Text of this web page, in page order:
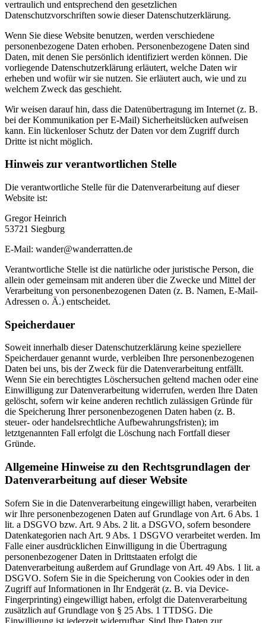
vertraulich und entsprechend den gesetzlichen
Datenschutzvorschriften sowie dieser Datenschutzerklärung.
Wenn Sie diese Website benutzen, werden verschiedene
personenbezogene Daten erhoben. Personenbezogene Daten sind
Daten, mit denen Sie persönlich identifiziert werden können. Die
vorliegende Datenschutzerklärung erläutert, welche Daten wir
erheben und wofür wir sie nutzen. Sie erläutert auch, wie und zu
welchem Zweck das geschieht.
Wir weisen darauf hin, dass die Datenübertragung im Internet (z. B.
bei der Kommunikation per E-Mail) Sicherheitslücken aufweisen
kann. Ein lückenloser Schutz der Daten vor dem Zugriff durch
Dritte ist nicht möglich.
Hinweis zur verantwortlichen Stelle
Die verantwortliche Stelle für die Datenverarbeitung auf dieser
Website ist:
Gregor Heinrich
53721 Siegburg
E-Mail: wander@wanderratten.de
Verantwortliche Stelle ist die natürliche oder juristische Person, die
allein oder gemeinsam mit anderen über die Zwecke und Mittel der
Verarbeitung von personenbezogenen Daten (z. B. Namen, E-Mail-
Adressen o. Ä.) entscheidet.
Speicherdauer
Soweit innerhalb dieser Datenschutzerklärung keine speziellere
Speicherdauer genannt wurde, verbleiben Ihre personenbezogenen
Daten bei uns, bis der Zweck für die Datenverarbeitung entfällt.
Wenn Sie ein berechtigtes Löschersuchen geltend machen oder eine
Einwilligung zur Datenverarbeitung widerrufen, werden Ihre Daten
gelöscht, sofern wir keine anderen rechtlich zulässigen Gründe für
die Speicherung Ihrer personenbezogenen Daten haben (z. B.
steuer- oder handelsrechtliche Aufbewahrungsfristen); im
letztgenannten Fall erfolgt die Löschung nach Fortfall dieser
Gründe.
Allgemeine Hinweise zu den Rechtsgrundlagen der
Datenverarbeitung auf dieser Website
Sofern Sie in die Datenverarbeitung eingewilligt haben, verarbeiten
wir Ihre personenbezogenen Daten auf Grundlage von Art. 6 Abs. 1
lit. a DSGVO bzw. Art. 9 Abs. 2 lit. a DSGVO, sofern besondere
Datenkategorien nach Art. 9 Abs. 1 DSGVO verarbeitet werden. Im
Falle einer ausdrücklichen Einwilligung in die Übertragung
personenbezogener Daten in Drittstaaten erfolgt die
Datenverarbeitung außerdem auf Grundlage von Art. 49 Abs. 1 lit. a
DSGVO. Sofern Sie in die Speicherung von Cookies oder in den
Zugriff auf Informationen in Ihr Endgerät (z. B. via Device-
Fingerprinting) eingewilligt haben, erfolgt die Datenverarbeitung
zusätzlich auf Grundlage von § 25 Abs. 1 TTDSG. Die
Einwilligung ist jederzeit widerrufbar. Sind Ihre Daten zur